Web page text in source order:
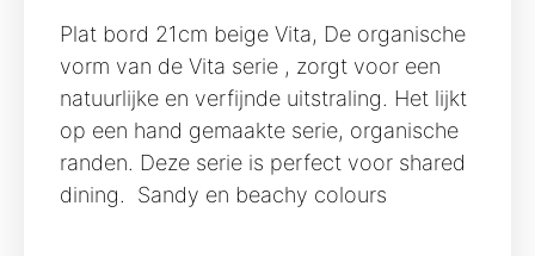
Plat bord 21cm beige Vita, De organische
vorm van de Vita serie , zorgt voor een
natuurlijke en verfijnde uitstraling. Het lijkt
op een hand gemaakte serie, organische
randen. Deze serie is perfect voor shared
dining. Sandy en beachy colours